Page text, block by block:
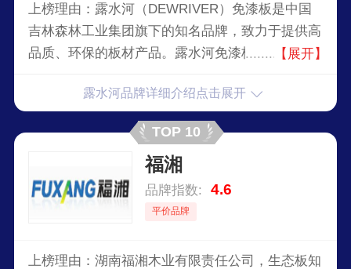
上榜理由：露水河（DEWRIVER）免漆板是中国
吉林森林工业集团旗下的知名品牌，致力于提供高
品质、环保的板材产品。露水河免漆板采用天然松
符合环保标准，不含有害物质，对人体健康无害。
露水河品牌不断进行技术创新，采用先进的生产设
备和工艺，提升产品的整体质量和性能，确保在市
场中保持竞争优势。选择露水河免漆板，不仅是对
品质和环保的保障，更是对家人健康的承诺。
【展开】
露水河品牌详细介绍点击展开
TOP 10
福湘
品牌指数: 4.6
平价品牌
上榜理由：湖南福湘木业有限责任公司，生态板知